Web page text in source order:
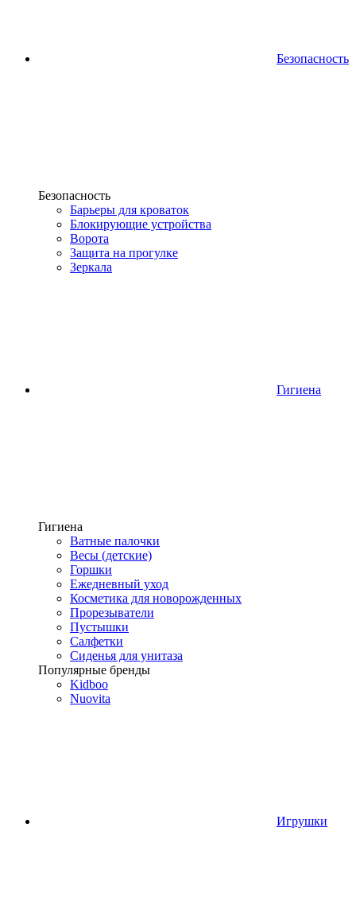
Безопасность
Безопасность
Барьеры для кроваток
Блокирующие устройства
Ворота
Защита на прогулке
Зеркала
Гигиена
Гигиена
Ватные палочки
Весы (детские)
Горшки
Ежедневный уход
Косметика для новорожденных
Прорезыватели
Пустышки
Салфетки
Сиденья для унитаза
Популярные бренды
Kidboo
Nuovita
Игрушки